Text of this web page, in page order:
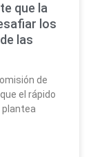
que la
los
las
de
el rápido